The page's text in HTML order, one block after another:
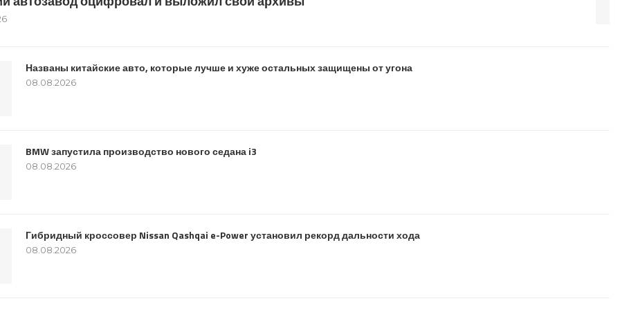
Названы китайские авто, которые лучше и хуже остальных защищены от угона
08.08.2026
BMW запустила производство нового седана i3
08.08.2026
Гибридный кроссовер Nissan Qashqai e-Power установил рекорд дальности хода
08.08.2026